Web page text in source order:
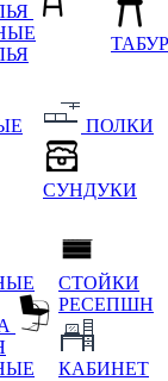
ПОЛКИ
СУНДУКИ
СТОЙКИ
РЕСЕПШН
КАБИНЕТ